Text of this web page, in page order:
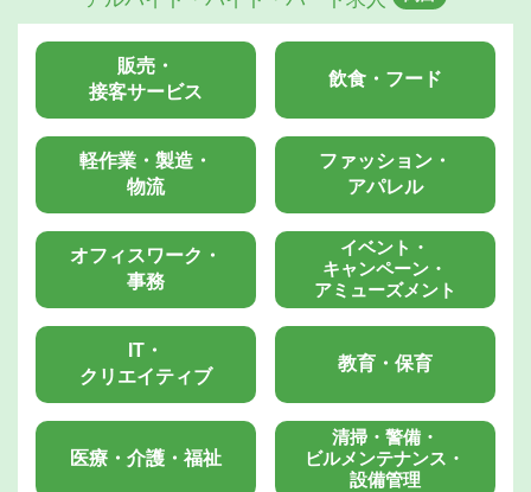
販売・
接客サービス
飲食・フード
軽作業・製造・
物流
ファッション・
アパレル
オフィスワーク・
事務
イベント・
キャンペーン・
アミューズメント
IT・
クリエイティブ
教育・保育
医療・介護・福祉
清掃・警備・
ビルメンテナンス・
設備管理